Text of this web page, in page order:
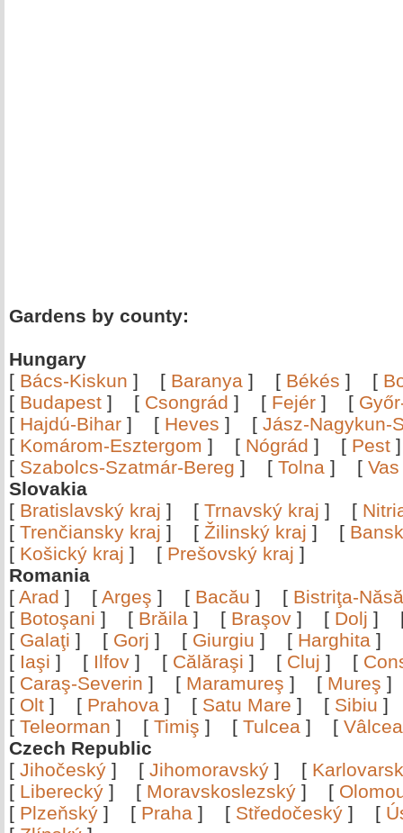
Gardens by county:
Hungary
[ Bács-Kiskun ] [ Baranya ] [ Békés ] [
[ Budapest ] [ Csongrád ] [ Fejér ] [
[ Hajdú-Bihar ] [ Heves ] [ Jász-Nagykun-
[ Komárom-Esztergom ] [ Nógrád ] [ Pest
[ Szabolcs-Szatmár-Bereg ] [ Tolna ] [ Vas
Slovakia
[ Bratislavský kraj ] [ Trnavský kraj ] [
[ Trenčiansky kraj ] [ Žilinský kraj ] [
[ Košický kraj ] [ Prešovský kraj ]
Romania
[ Arad ] [ Argeş ] [ Bacău ] [ Bistriţa-
[ Botoşani ] [ Brăila ] [ Braşov ] [ Dolj ]
[ Galaţi ] [ Gorj ] [ Giurgiu ] [ Harghita ]
[ Iaşi ] [ Ilfov ] [ Călăraşi ] [ Cluj ] [
[ Caraş-Severin ] [ Maramureş ] [ Mureş
[ Olt ] [ Prahova ] [ Satu Mare ] [ Sibiu
[ Teleorman ] [ Timiş ] [ Tulcea ] [
Czech Republic
[ Jihočeský ] [ Jihomoravský ] [
[ Liberecký ] [ Moravskoslezský ] [
[ Plzeňský ] [ Praha ] [ Středočeský ] [